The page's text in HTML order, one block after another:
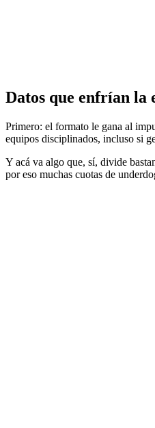
Datos que enfrían la
Primero: el formato le gana al
equipos disciplinados, incluso si
Y acá va algo que, sí, divide
por eso muchas cuotas de